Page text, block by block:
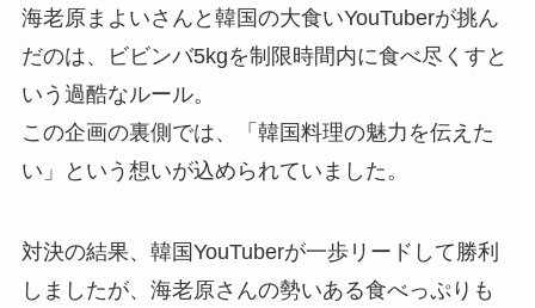
海老原まよいさんと韓国の大食いYouTuberが挑ん
だのは、ビビンバ5kgを制限時間内に食べ尽くすと
いう過酷なルール。
この企画の裏側では、「韓国料理の魅力を伝えた
い」という想いが込められていました。
対決の結果、韓国YouTuberが一歩リードして勝利
しましたが、海老原さんの勢いある食べっぷりも